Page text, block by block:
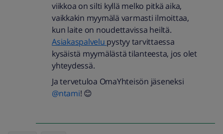
viikkoa on silti kyllä melko pitkä aika,
vaikkakin myymälä varmasti ilmoittaa,
kun laite on noudettavissa heiltä.
Asiakaspalvelu pystyy tarvittaessa
kysäistä myymälästä tilanteesta, jos olet
yhteydessä.
Ja tervetuloa OmaYhteisön jäseneksi
@ntami! 😊